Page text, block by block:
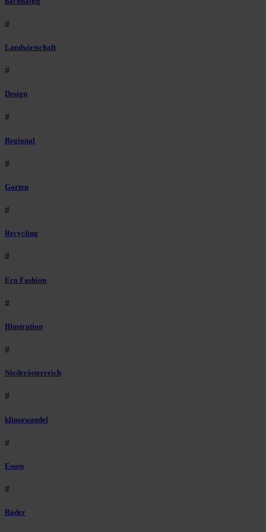
#
Landwirtschaft
#
Design
#
Regional
#
Garten
#
Recycling
#
Eco Fashion
#
Illustration
#
Niederösterreich
#
klimawandel
#
Essen
#
Räder